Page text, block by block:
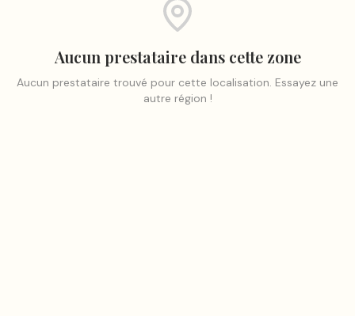
Aucun prestataire dans cette zone
Aucun prestataire trouvé pour cette localisation. Essayez une
autre région !